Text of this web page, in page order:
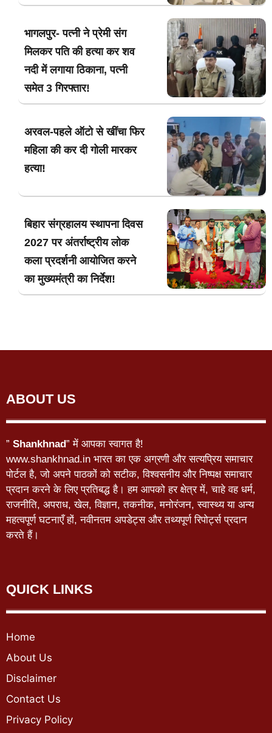
भागलपुर- पत्नी ने प्रेमी संग
मिलकर पति की हत्या कर शव
नदी में लगाया ठिकाना, पत्नी
समेत 3 गिरफ्तार!
अरवल-पहले ऑटो से खींचा फिर
महिला की कर दी गोली मारकर
हत्या!
बिहार संग्रहालय स्थापना दिवस
2027 पर अंतर्राष्ट्रीय लोक
कला प्रदर्शनी आयोजित करने
का मुख्यमंत्री का निर्देश!
ABOUT US
” Shankhnad” में आपका स्वागत है!
www.shankhnad.in भारत का एक अग्रणी और सत्यप्रिय समाचार
पोर्टल है, जो अपने पाठकों को सटीक, विश्वसनीय और निष्पक्ष समाचार
प्रदान करने के लिए प्रतिबद्ध है। हम आपको हर क्षेत्र में, चाहे वह धर्म,
राजनीति, अपराध, खेल, विज्ञान, तकनीक, मनोरंजन, स्वास्थ्य या अन्य
महत्वपूर्ण घटनाएँ हों, नवीनतम अपडेट्स और तथ्यपूर्ण रिपोर्ट्स प्रदान
करते हैं।
QUICK LINKS
Home
About Us
Disclaimer
Contact Us
Privacy Policy